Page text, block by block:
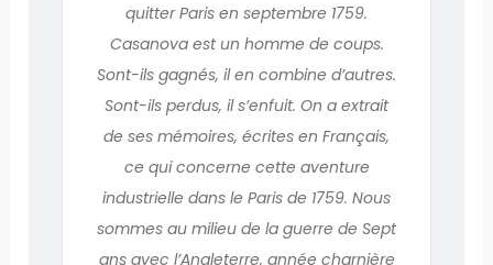
quitter Paris en septembre 1759.
Casanova est un homme de coups.
Sont-ils gagnés, il en combine d’autres.
Sont-ils perdus, il s’enfuit. On a extrait
de ses mémoires, écrites en Français,
ce qui concerne cette aventure
industrielle dans le Paris de 1759. Nous
sommes au milieu de la guerre de Sept
ans avec l’Angleterre, année charnière